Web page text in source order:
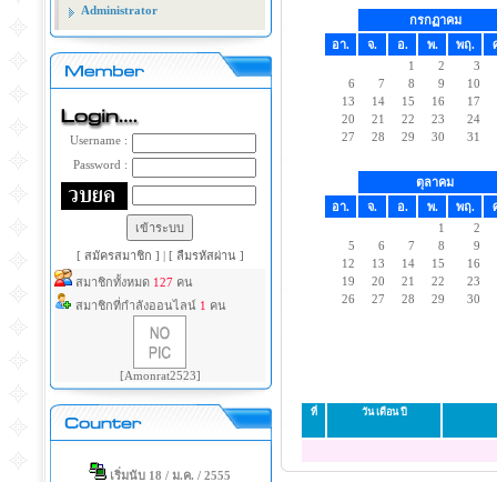
Administrator
Username :
Password :
[ สมัครสมาชิก ] | [ ลืมรหัสผ่าน ]
สมาชิกทั้งหมด 127 คน
สมาชิกที่กำลังออนไลน์ 1 คน
[Amonrat2523]
เริ่มนับ 18 / ม.ค. / 2555
กรกฏาคม
อา.
จ. อ. พ. พฤ.
1
2
3
6
7 8 9
10
13
14 15 16
17
20
21 22 23
24
27
28 29 30 31
ตุลาคม
อา.
จ. อ. พ. พฤ.
1
2
5
6 7 8
9
12
13 14 15
16
19
20 21 22
23
26
27 28 29 30
ที่ วัน เดือน ปี